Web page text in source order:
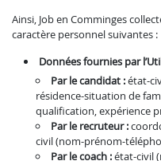
Ainsi, Job en Comminges
caractère personnel suivantes :
Données fournies par
Par le candidat :état-
résidence-situation de
qualification, expérience
Par le recruteur :
civil (nom-prénom-
Par le coach :état-civil